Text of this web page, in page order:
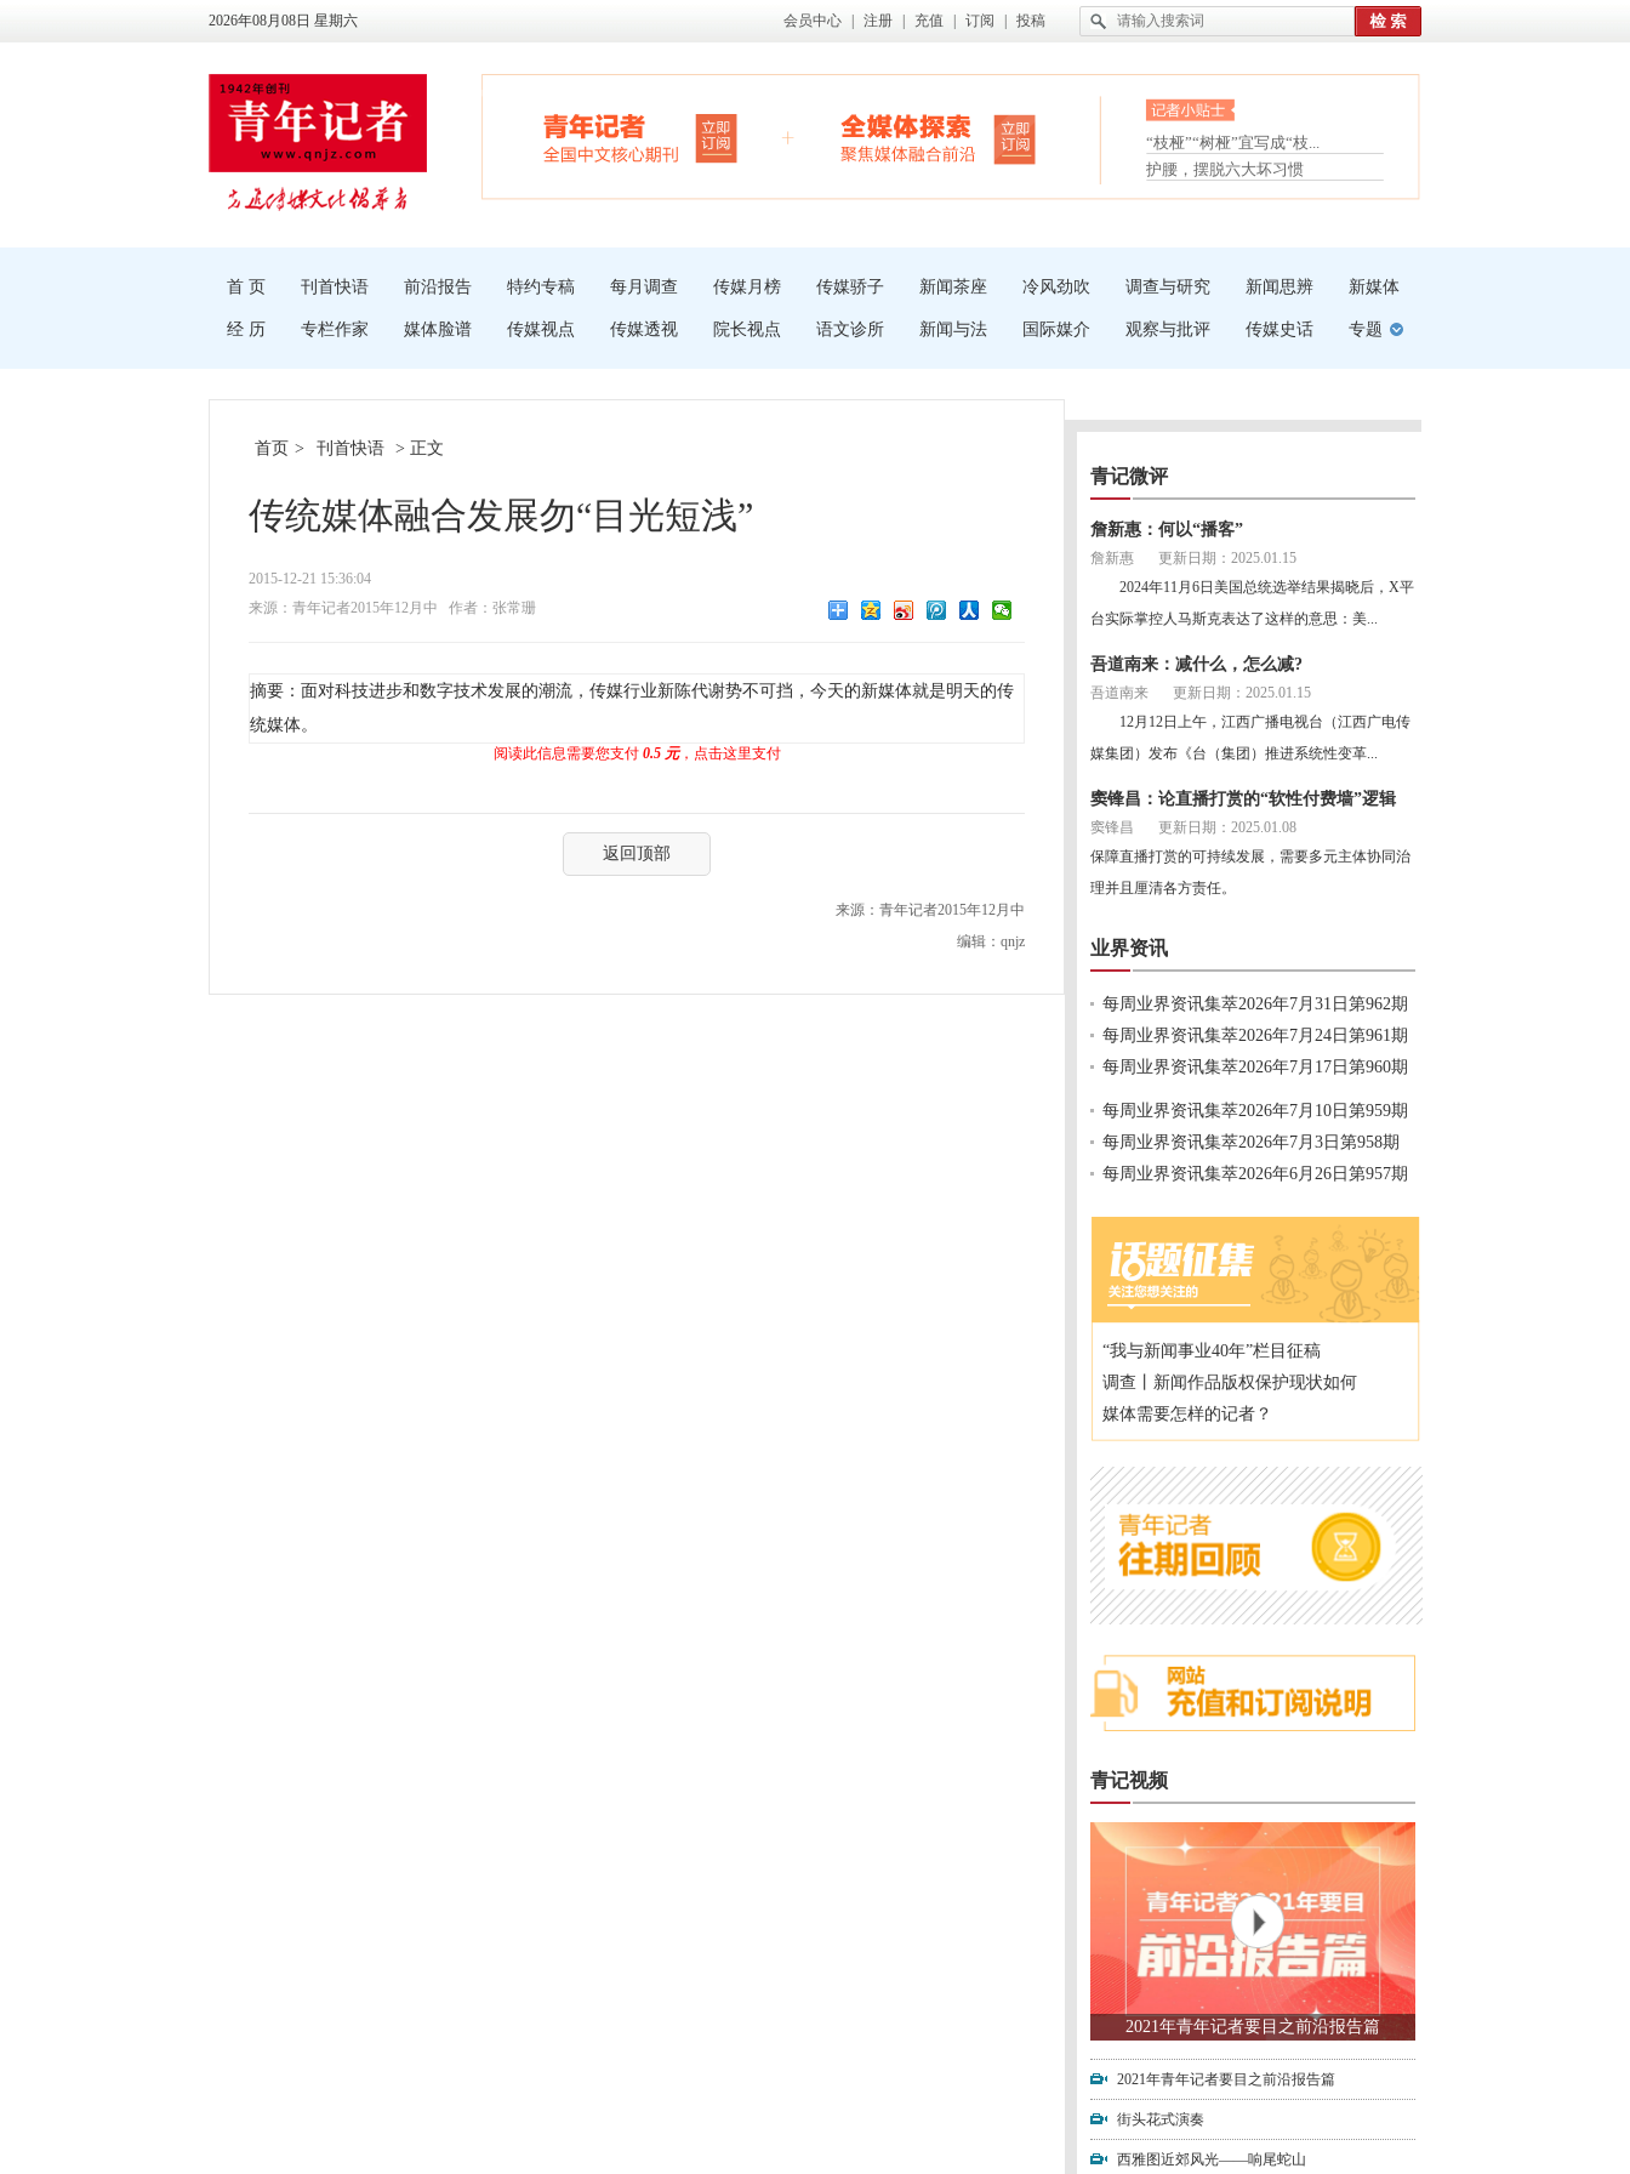
2026年08月08日 星期六 会员中心 注册 充值 订阅 投稿
眼白变红或是结膜下出血
“枝桠”“树桠”宜写成“枝...
夏天缓解疲劳有三招
护腰，摆脱六大坏习惯
受伤了冰敷还是热敷
首 页 刊首快语 前沿报告 特约专稿 每月调查 传媒月榜 传媒骄子 新闻茶座 冷风劲吹 调查与研究 新闻思辨 新媒体
经 历 专栏作家 媒体脸谱 传媒视点 传媒透视 院长视点 语文诊所 新闻与法 国际媒介 观察与批评 传媒史话 专题
首页 > 刊首快语 > 正文
传统媒体融合发展勿“目光短浅”
2015-12-21 15:36:04
来源：青年记者2015年12月中
作者：张常珊
摘要：面对科技进步和数字技术发展的潮流，传媒行业新陈代谢势不可挡，今天的新媒体就是明天的传
统媒体。
阅读此信息需要您支付 0.5 元，点击这里支付
返回顶部
来源：青年记者2015年12月中
编辑：qnjz
青记微评
詹新惠：何以“播客”
詹新惠
更新日期：2025.01.15
2024年11月6日美国总统选举结果揭晓后，X平
台实际掌控人马斯克表达了这样的意思：美...
吾道南来：减什么，怎么减?
吾道南来
更新日期：2025.01.15
12月12日上午，江西广播电视台（江西广电传
媒集团）发布《台（集团）推进系统性变革...
窦锋昌：论直播打赏的“软性付费墙”逻辑
窦锋昌
更新日期：2025.01.08
保障直播打赏的可持续发展，需要多元主体协同治
理并且厘清各方责任。
业界资讯
每周业界资讯集萃2026年7月31日第962期
每周业界资讯集萃2026年7月24日第961期
每周业界资讯集萃2026年7月17日第960期
每周业界资讯集萃2026年7月10日第959期
每周业界资讯集萃2026年7月3日第958期
每周业界资讯集萃2026年6月26日第957期
“我与新闻事业40年”栏目征稿
调查丨新闻作品版权保护现状如何
媒体需要怎样的记者？
青记视频
2021年青年记者要目之前沿报告篇
2021年青年记者要目之前沿报告篇
街头花式演奏
西雅图近郊风光——响尾蛇山